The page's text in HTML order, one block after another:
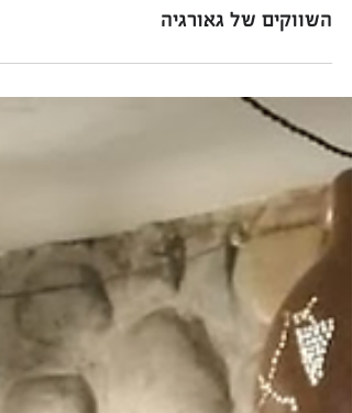
Inna//GeorgiaIL